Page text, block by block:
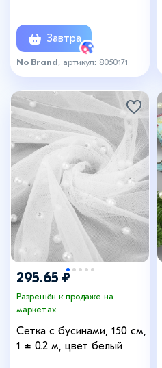
Завтра
No Brand , артикул: 8050171
295.65 ₽
Разрешён к продаже на
маркетах
Сетка с бусинами, 150 см,
1 ± 0.2 м, цвет белый